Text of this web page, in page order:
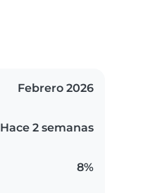
Febrero 2026
Hace 2 semanas
8%